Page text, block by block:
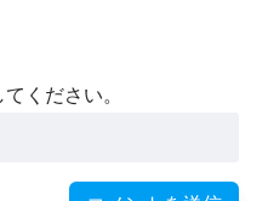
ください。